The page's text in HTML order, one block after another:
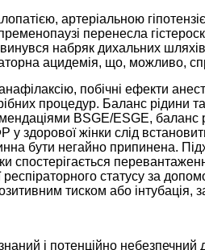
артеріальною
перенесла
набряк дихальних
ацидемія, що, можливо,
побічні ефекти
процедур. Баланс рідини та
BSGE/ESGE,
у здорової жінки слід
бути негайно припинена.
спостерігається
статусу за
тиском або інтубація,
і потенційно